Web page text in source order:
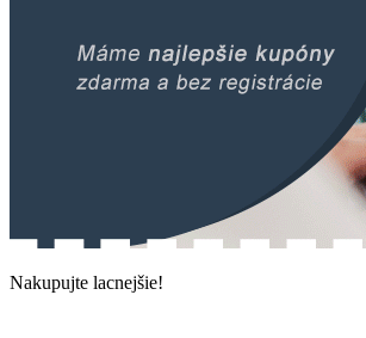
Nakupujte lacnejšie!